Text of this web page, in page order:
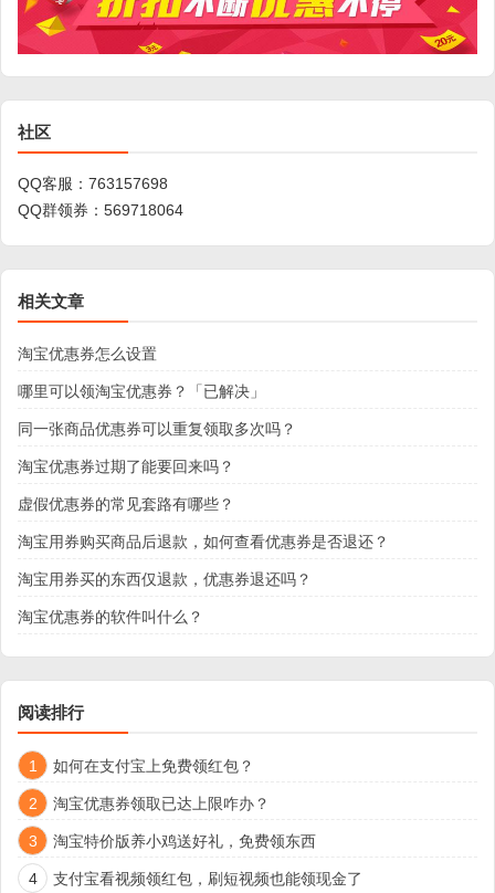
社区
QQ客服： 763157698
QQ群领券： 569718064
相关文章
淘宝优惠券怎么设置
哪里可以领淘宝优惠券？「已解决」
同一张商品优惠券可以重复领取多次吗？
淘宝优惠券过期了能要回来吗？
虚假优惠券的常见套路有哪些？
淘宝用券购买商品后退款，如何查看优惠券是否退还？
淘宝用券买的东西仅退款，优惠券退还吗？
淘宝优惠券的软件叫什么？
阅读排行
1 如何在支付宝上免费领红包？
2 淘宝优惠券领取已达上限咋办？
3 淘宝特价版养小鸡送好礼，免费领东西
4 支付宝看视频领红包，刷短视频也能领现金了